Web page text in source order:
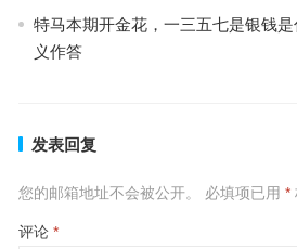
特马本期开金花，一三五七是银钱
义作答
发表回复
您的邮箱地址不会被公开。 必填项已用 *
评论 *